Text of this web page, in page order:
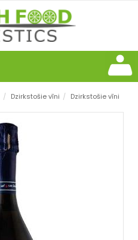
/ Dzirkstošie vīni / Dzirkstošie vīni